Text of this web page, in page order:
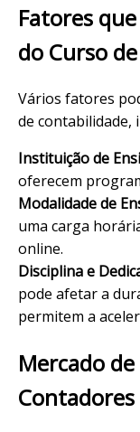
Fatores
do Curso
Vários fatores
de contabilidade,
Instituição de
oferecem
Modalidade de
uma carga
online.
Disciplina e
pode afetar a
permitem a
Mercado
Contadores